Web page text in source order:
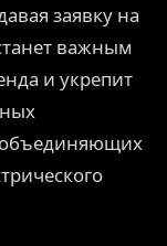
заявку на
важным
и укрепит
объединяющих